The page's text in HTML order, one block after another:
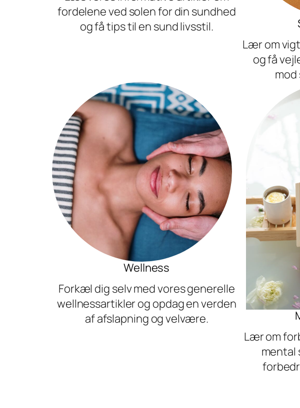
fordelene ved solen for din sundhed
og få tips til en sund livsstil.
Lær om
og få
mod
Wellness
Forkæl dig selv med vores generelle
wellnessartikler og opdag en verden
af afslapning og velvære.
Lær om
mental